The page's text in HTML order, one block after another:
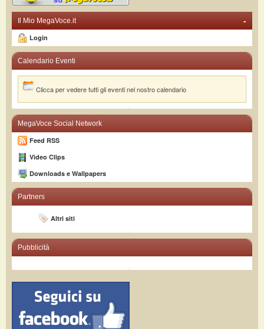
-
Il Mio MegaVoce.it
Login
Calendario Eventi
Clicca per vedere tutti gli eventi nel nostro calendario
MegaVoce Social Network
Feed RSS
Video Clips
Downloads e Wallpapers
Partners
Altri siti
Pubblicità